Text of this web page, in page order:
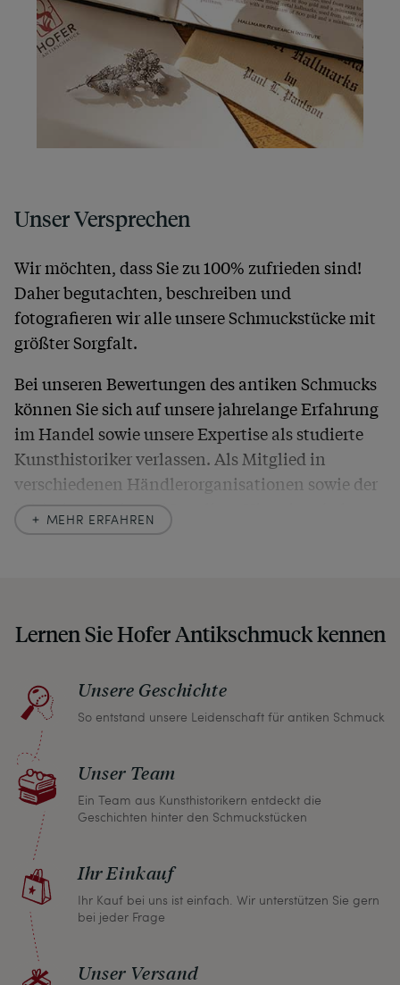
Unser Versprechen
Wir möchten, dass Sie zu 100% zufrieden sind!
Daher begutachten, beschreiben und
fotografieren wir alle unsere Schmuckstücke mit
größter Sorgfalt.
Bei unseren Bewertungen des antiken Schmucks
können Sie sich auf unsere jahrelange Erfahrung
im Handel sowie unsere Expertise als studierte
Kunsthistoriker verlassen. Als Mitglied in
verschiedenen Händlerorganisationen sowie der
Sie, wenn unser Paket zu Ihnen kommt, keine
müssen.
Sollten Sie aus irgendeinem Grund doch einmal
nicht zufrieden sein, nehmen Sie bitte mit uns
Kontakt auf und wir finden umgehend eine
gemeinsame Lösung. Unabhängig davon können
Sie innerhalb von einem Monat jeden Artikel
zurückgeben und wir erstatten Ihnen den vollen
Kaufpreis.
MEHR ERFAHREN
Lernen Sie Hofer Antikschmuck kennen
Unsere Geschichte
So entstand unsere Leidenschaft für antiken Schmuck
Unser Team
Ein Team aus Kunsthistorikern entdeckt die
Geschichten hinter den Schmuckstücken
Ihr Einkauf
Ihr Kauf bei uns ist einfach. Wir unterstützen Sie gern
bei jeder Frage
Unser Versand